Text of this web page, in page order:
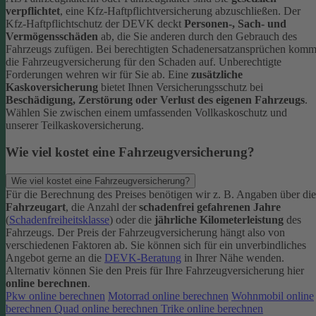
verpflichtet, eine Kfz-Haftpflichtversicherung abzuschließen. Der
Kfz-Haftpflichtschutz der DEVK deckt Personen-, Sach- und
Vermögensschäden ab, die Sie anderen durch den Gebrauch des
Fahrzeugs zufügen. Bei berechtigten Schadenersatzansprüchen
die Fahrzeugversicherung für den Schaden auf. Unberechtigte
Forderungen wehren wir für Sie ab. Eine zusätzliche
Kaskoversicherung bietet Ihnen Versicherungsschutz bei
Beschädigung, Zerstörung oder Verlust des eigenen Fahrzeugs.
Wählen Sie zwischen einem umfassenden Vollkaskoschutz und
unserer Teilkaskoversicherung.
Wie viel kostet eine Fahrzeugversicherung?
Wie viel kostet eine Fahrzeugversicherung?
Für die Berechnung des Preises benötigen wir z. B. Angaben über die
Fahrzeugart, die Anzahl der schadenfrei gefahrenen Jahre
(Schadenfreiheitsklasse) oder die jährliche Kilometerleistung des
Fahrzeugs. Der Preis der Fahrzeugversicherung hängt also von
verschiedenen Faktoren ab. Sie können sich für ein unverbindliches
Angebot gerne an die DEVK-Beratung in Ihrer Nähe wenden.
Alternativ können Sie den Preis für Ihre Fahrzeugversicherung hier
online berechnen.
Pkw online berechnen Motorrad online berechnen Wohnmobil online
berechnen Quad online berechnen Trike online berechnen